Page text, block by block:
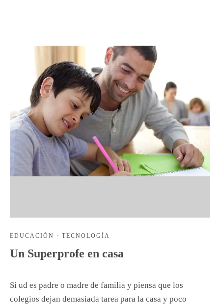
EDUCACIÓN · TECNOLOGÍA
Un Superprofe en casa
Si ud es padre o madre de familia y piensa que los
colegios dejan demasiada tarea para la casa y poco